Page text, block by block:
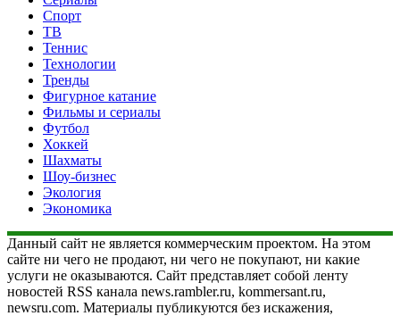
Спорт
ТВ
Теннис
Технологии
Тренды
Фигурное катание
Фильмы и сериалы
Футбол
Хоккей
Шахматы
Шоу-бизнес
Экология
Экономика
Данный сайт не является коммерческим проектом. На этом
сайте ни чего не продают, ни чего не покупают, ни какие
услуги не оказываются. Сайт представляет собой ленту
новостей RSS канала news.rambler.ru, kommersant.ru,
newsru.com. Материалы публикуются без искажения,